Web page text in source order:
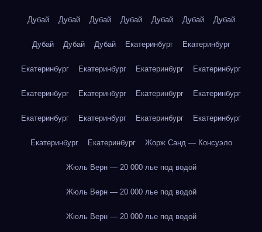
Дубай Дубай Дубай Дубай Дубай Дубай Дубай
Дубай Дубай Дубай Екатеринбург Екатеринбург
Екатеринбург Екатеринбург Екатеринбург Екатеринбург
Екатеринбург Екатеринбург Екатеринбург Екатеринбург
Екатеринбург Екатеринбург Екатеринбург Екатеринбург
Екатеринбург Екатеринбург Жорж Санд — Консуэло
Жюль Верн — 20 000 лье под водой
Жюль Верн — 20 000 лье под водой
Жюль Верн — 20 000 лье под водой